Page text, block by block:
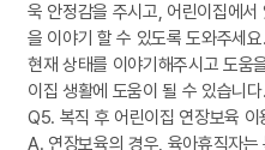
욱 안정감을 주시고, 어린이집에
을 이야기 할 수 있도록 도와주세
현재 상태를 이야기해주시고 도움
이집 생활에 도움이 될 수 있습니다.
Q5. 복직 후 어린이집 연장보육 이
A. 연장보육의 경우, 육아휴직자